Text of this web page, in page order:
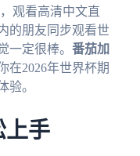
观看高清中文直
的朋友同步观看世
一定很棒。 番茄加
在2026年世界杯期
验。
上手